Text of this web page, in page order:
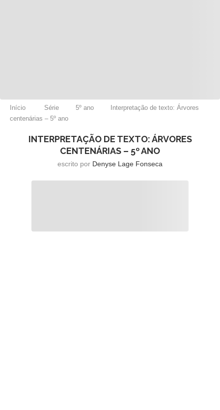
Início Série 5º ano
Interpretação de texto: Árvores
centenárias – 5º ano
INTERPRETAÇÃO DE TEXTO: ÁRVORES
CENTENÁRIAS – 5º ANO
escrito por Denyse Lage Fonseca